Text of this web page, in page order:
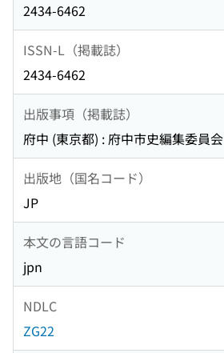
2434-6462
ISSN-L（掲載誌）
2434-6462
出版事項（掲載誌）
府中 (東京都) : 府中市史編集委員会
出版地（国名コード）
JP
本文の言語コード
jpn
NDLC
ZG22